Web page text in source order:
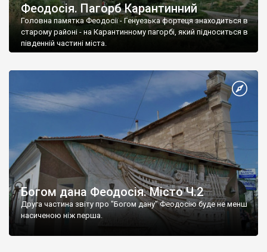
Феодосія. Пагорб Карантинний
Головна памятка Феодосії - Генуезька фортеця знаходиться в
старому районі - на Карантинному пагорбі, який підноситься в
південній частині міста.
Богом дана Феодосія. Місто Ч.2
Друга частина звіту про "Богом дану" Феодосію буде не менш
насиченою ніж перша.